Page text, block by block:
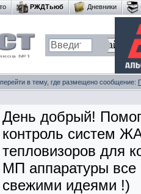
РЖДТьюб Дневники
в тему, где размещено сообщение:
День добрый!
контроль систем
тепловизоров для
МП аппаратуры все
свежими идеями !)